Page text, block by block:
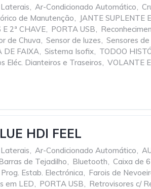
, Ar-Condicionado Automático,
de Manutenção, JANTE SUPLENTE
E 2ª CHAVE, PORTA USB,
de Chuva, Sensor de luzes, Sensores
DE FAIXA, Sistema Isofix, TODOO
Eléc. Dianteiros e Traseiros, VOLANTE
HDI FEEL
, Ar-Condicionado Automático,
de Tejadilho, Bluetooth, Caixa de
Estab. Electrónica, Farois de
em LED, PORTA USB, Retrovisores c/